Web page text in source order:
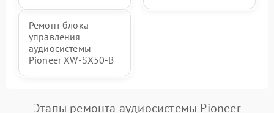
Ремонт блока
управления
аудиосистемы
Pioneer XW-SX50-B
Этапы ремонта аудиосистемы Pioneer